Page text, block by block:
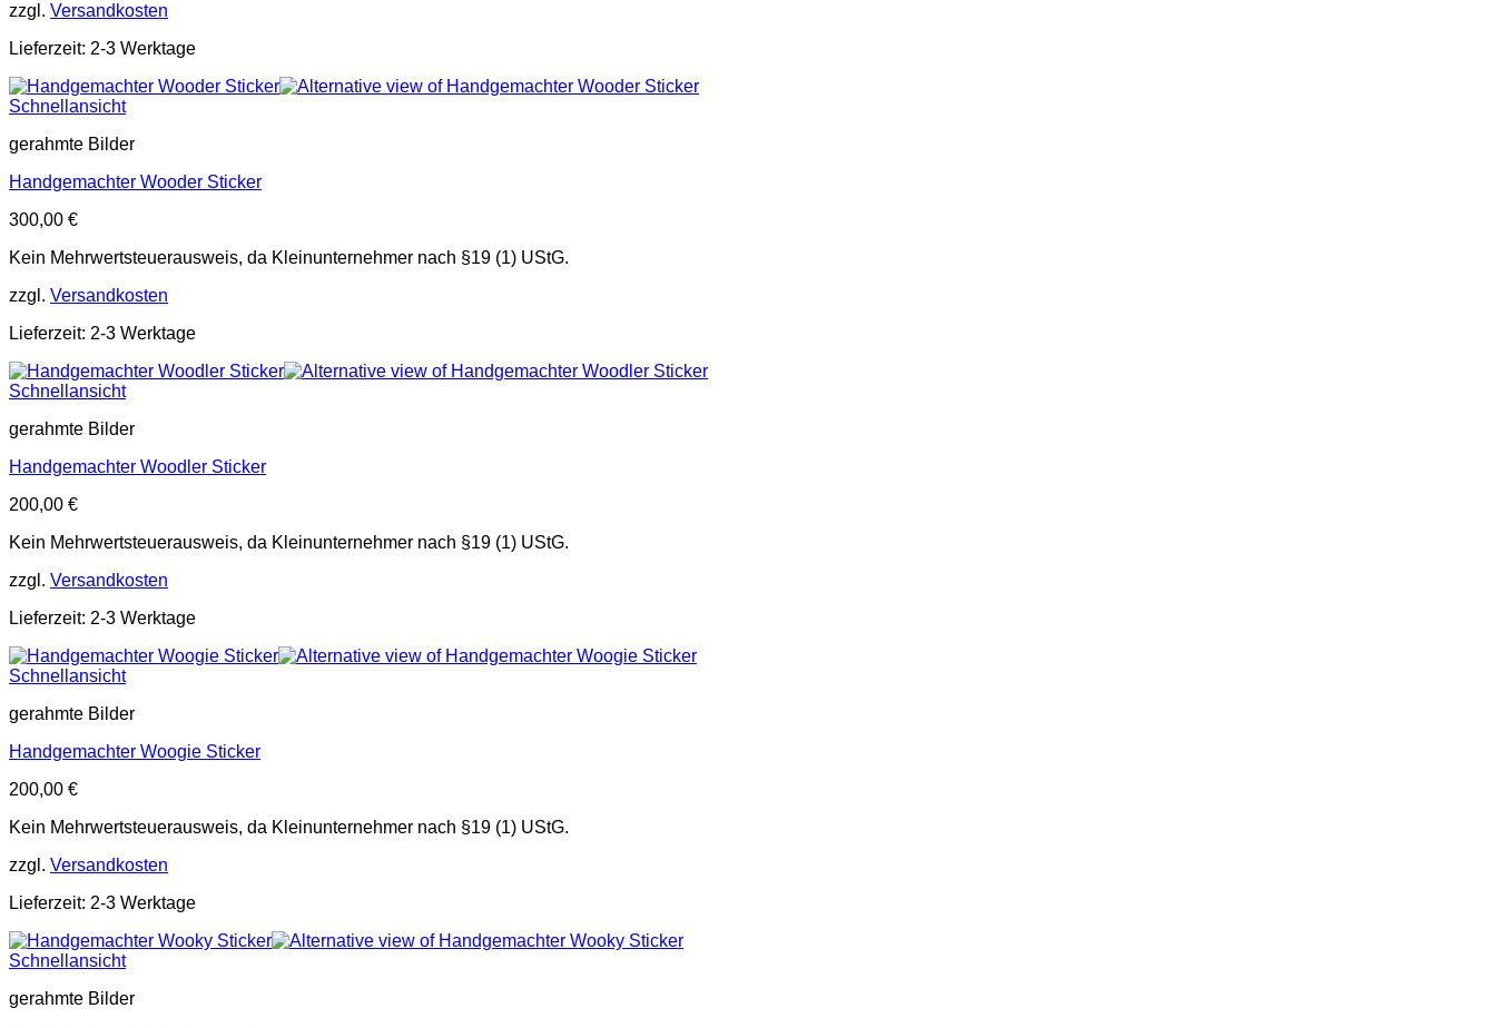
zzgl. Versandkosten
Lieferzeit: 2-3 Werktage
Schnellansicht
gerahmte Bilder
Handgemachter Wooder Sticker
300,00 €
Kein Mehrwertsteuerausweis, da Kleinunternehmer nach §19 (1) UStG.
zzgl. Versandkosten
Lieferzeit: 2-3 Werktage
Schnellansicht
gerahmte Bilder
Handgemachter Woodler Sticker
200,00 €
Kein Mehrwertsteuerausweis, da Kleinunternehmer nach §19 (1) UStG.
zzgl. Versandkosten
Lieferzeit: 2-3 Werktage
Schnellansicht
gerahmte Bilder
Handgemachter Woogie Sticker
200,00 €
Kein Mehrwertsteuerausweis, da Kleinunternehmer nach §19 (1) UStG.
zzgl. Versandkosten
Lieferzeit: 2-3 Werktage
Schnellansicht
gerahmte Bilder